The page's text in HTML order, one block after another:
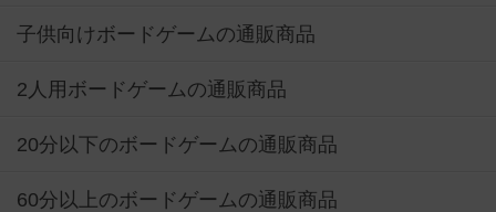
子供向けボードゲームの通販商品
2人用ボードゲームの通販商品
20分以下のボードゲームの通販商品
60分以上のボードゲームの通販商品